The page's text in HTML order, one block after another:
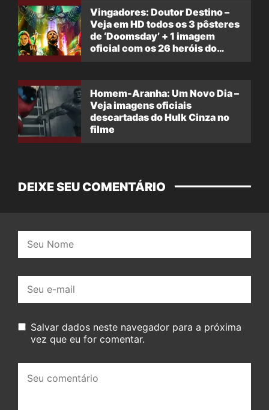
Vingadores: Doutor Destino –
Veja em HD todos os 3 pôsteres
de ‘Doomsday’ + 1 imagem
oficial com os 26 heróis do
Homem-Aranha: Um Novo Dia –
Veja imagens oficiais
descartadas do Hulk Cinza no
filme
DEIXE SEU COMENTÁRIO
mail:
Salvar dados neste navegador para a próxima
vez que eu for comentar.
comentário: